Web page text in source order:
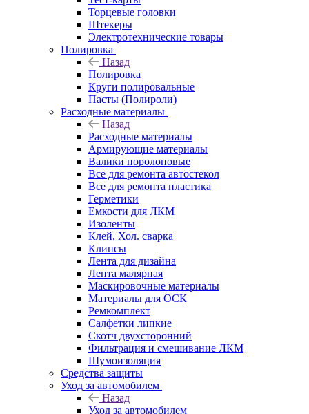
Торцевые головки
Штекеры
Электротехнические товары
Полировка
Назад
Полировка
Круги полировальные
Пасты (Полироли)
Расходные материалы
Назад
Расходные материалы
Армирующие материалы
Валики поролоновые
Все для ремонта автостекол
Все для ремонта пластика
Герметики
Емкости для ЛКМ
Изоленты
Клей, Хол. сварка
Клипсы
Лента для дизайна
Лента малярная
Маскировочные материалы
Материалы для ОСК
Ремкомплект
Салфетки липкие
Скотч двухсторонний
Фильтрация и смешивание ЛКМ
Шумоизоляция
Средства защиты
Уход за автомобилем
Назад
Уход за автомобилем